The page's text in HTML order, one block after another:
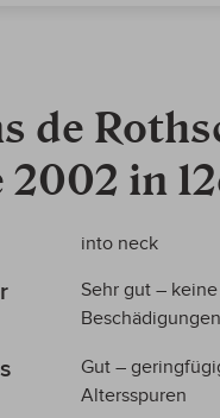
de
in
into neck
Sehr gut –
Beschädigungen
Gut –
Altersspuren